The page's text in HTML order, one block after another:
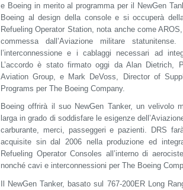
e Boeing in merito al programma per il NewGen
Boeing al design della console e si occuperà
Refueling Operator Station, nota anche come
commessa dall’Aviazione militare
l’interconnessione e i cablaggi necessari ad
L’accordo è stato firmato oggi da Alan Dietrich,
Aviation Group, e Mark DeVoss, Director of
Programs per The Boeing Company.
Boeing offrirà il suo NewGen Tanker, un velivolo
larga in grado di soddisfare le esigenze
carburante, merci, passeggeri e pazienti. DRS
acquisite sin dal 2006 nella produzione ed
Refueling Operator Consoles all’interno di
nonché cavi e interconnessioni per The Boeing
Il NewGen Tanker, basato sul 767-200ER Long